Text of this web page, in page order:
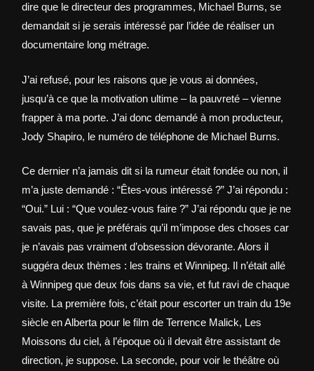
dire que le directeur des programmes, Michael Burns, se
demandait si je serais intéressé par l’idée de réaliser un
documentaire long métrage.
J’ai refusé, pour les raisons que je vous ai données,
jusqu’à ce que la motivation ultime – la pauvreté – vienne
frapper à ma porte. J’ai donc demandé à mon producteur,
Jody Shapiro, le numéro de téléphone de Michael Burns.
Ce dernier n’a jamais dit si la rumeur était fondée ou non, il
m’a juste demandé : “Êtes-vous intéressé ?” J’ai répondu :
“Oui.” Lui : “Que voulez-vous faire ?” J’ai répondu que je ne
savais pas, que je préférais qu’il m’impose des choses car
je n’avais pas vraiment d’obsession dévorante. Alors il
suggéra deux thèmes : les trains et Winnipeg. Il n’était allé
à Winnipeg que deux fois dans sa vie, et fut ravi de chaque
visite. La première fois, c’était pour escorter un train du 19e
siècle en Alberta pour le film de Terrence Malick, Les
Moissons du ciel, à l’époque où il devait être assistant de
direction, je suppose. La seconde, pour voir le théâtre où